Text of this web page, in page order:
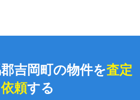
吉岡町の物件を査定
依頼する